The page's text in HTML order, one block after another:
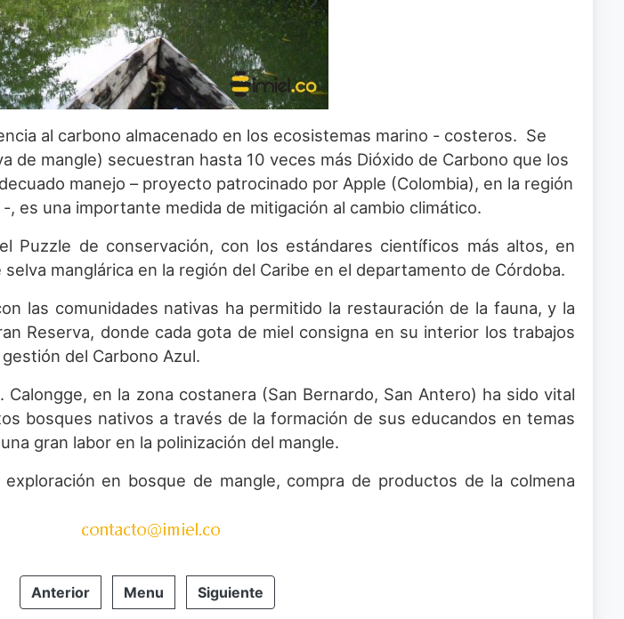
al carbono almacenado en los ecosistemas marino - costeros. Se
de mangle) secuestran hasta 10 veces más Dióxido de Carbono que los
manejo – proyecto patrocinado por Apple (Colombia), en la región
es una importante medida de mitigación al cambio climático.
Puzzle de conservación, con los estándares científicos más altos, en
manglárica en la región del Caribe en el departamento de Córdoba.
las comunidades nativas ha permitido la restauración de la fauna, y la
Reserva, donde cada gota de miel consigna en su interior los trabajos
del Carbono Azul.
en la zona costanera (San Bernardo, San Antero) ha sido vital
bosques nativos a través de la formación de sus educandos en temas
gran labor en la polinización del mangle.
en bosque de mangle, compra de productos de la colmena
Anterior Menu Siguiente